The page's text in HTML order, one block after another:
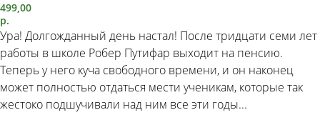
499,00
р.
Ура! Долгожданный день настал! После тридцати семи лет
работы в школе Робер Путифар выходит на пенсию.
Теперь у него куча свободного времени, и он наконец
может полностью отдаться мести ученикам, которые так
жестоко подшучивали над ним все эти годы...